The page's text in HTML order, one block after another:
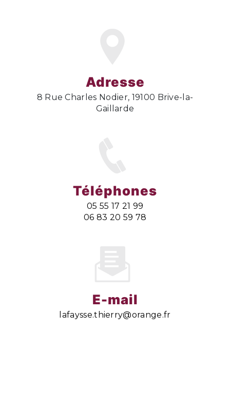
Adresse
8 Rue Charles Nodier, 19100 Brive-la-
Gaillarde
Téléphones
05 55 17 21 99
06 83 20 59 78
E-mail
lafaysse.thierry@orange.fr